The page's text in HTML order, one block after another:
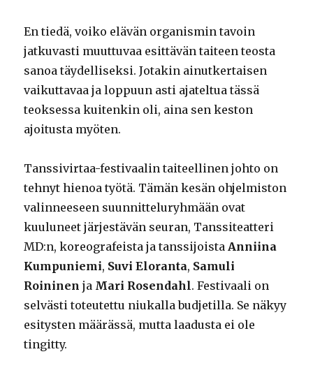
En tiedä, voiko elävän organismin tavoin
jatkuvasti muuttuvaa esittävän taiteen teosta
sanoa täydelliseksi. Jotakin ainutkertaisen
vaikuttavaa ja loppuun asti ajateltua tässä
teoksessa kuitenkin oli, aina sen keston
ajoitusta myöten.
Tanssivirtaa-festivaalin taiteellinen johto on
tehnyt hienoa työtä. Tämän kesän ohjelmiston
valinneeseen suunnitteluryhmään ovat
kuuluneet järjestävän seuran, Tanssiteatteri
MD:n, koreografeista ja tanssijoista Anniina
Kumpuniemi, Suvi Eloranta, Samuli
Roininen ja Mari Rosendahl. Festivaali on
selvästi toteutettu niukalla budjetilla. Se näkyy
esitysten määrässä, mutta laadusta ei ole
tingitty.